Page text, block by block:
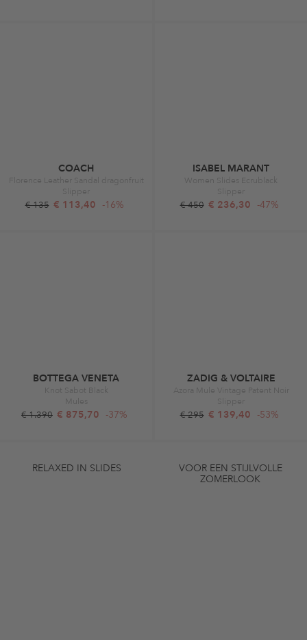
COACH
Florence Leather Sandal dragonfruit
Slipper
€ 135 € 113,40 -16%
ISABEL MARANT
Women Slides Ecrublack
Slipper
€ 450 € 236,30 -47%
BOTTEGA VENETA
Knot Sabot Black
Mules
€ 1.390 € 875,70 -37%
ZADIG & VOLTAIRE
Azora Mule Vintage Patent Noir
Slipper
€ 295 € 139,40 -53%
RELAXED IN SLIDES
VOOR EEN STIJLVOLLE
ZOMERLOOK